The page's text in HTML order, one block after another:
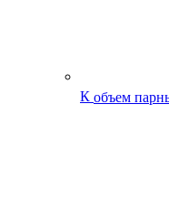
К объем